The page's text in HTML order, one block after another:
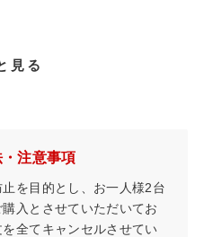
見る
注意事項
を目的とし、お一人様2台
入とさせていただいてお
全てキャンセルさせてい